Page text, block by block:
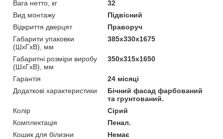
Вага нетто, кг
32
Вид монтажу
Підвісний
Відкриття дверцят
Праворуч
Габарити упаковки
(ШхГхВ), мм
385х330х1675
Габаритні розміри виробу
(ШхГхВ), мм
350х315х1650
Гарантія
24 місяці
Додаткові характеристики
Бічний фасад фарбований
та грунтований.
Колір
Сірий
Комплектація
Пенал.
Кошик для білизни
Немає